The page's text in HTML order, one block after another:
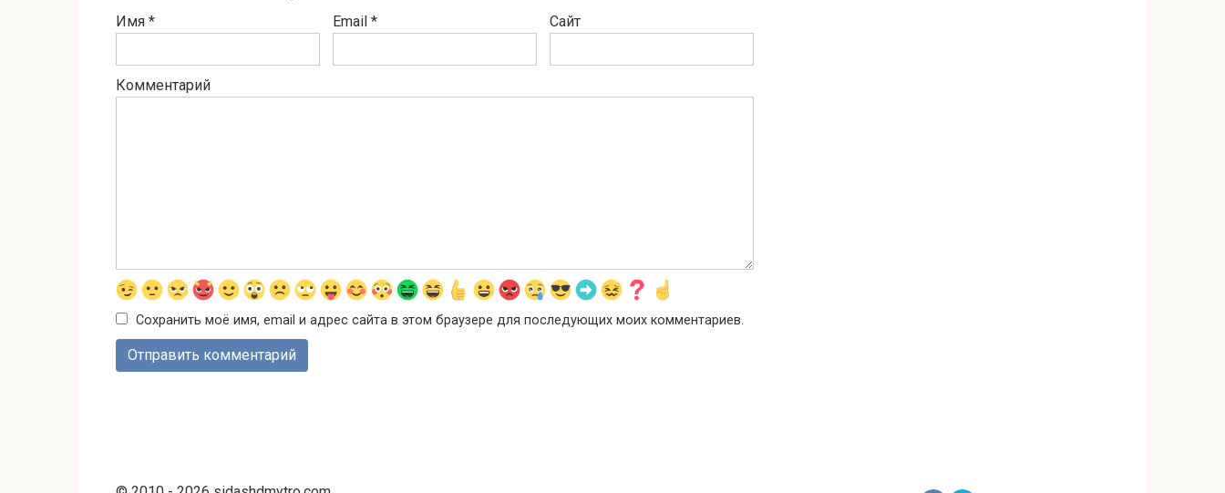
Имя * Email * Сайт
Комментарий
Сохранить моё имя, email и адрес сайта в этом браузере для последующих моих комментариев.